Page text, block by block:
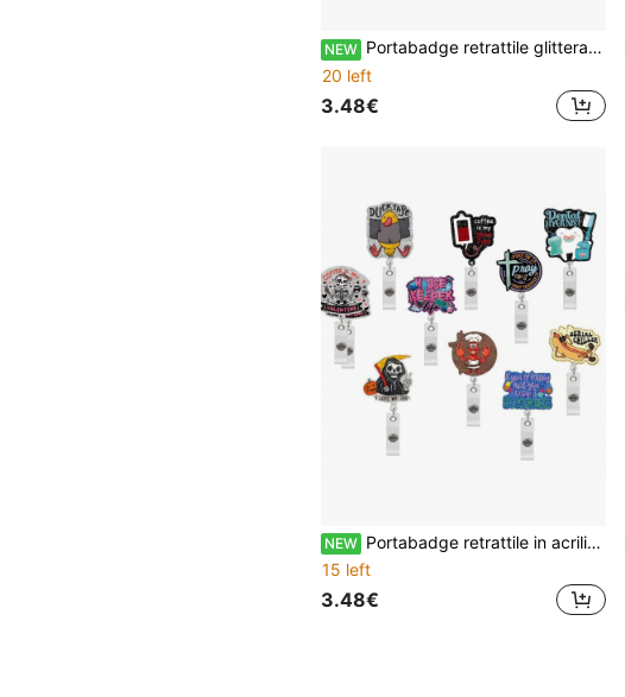
NEW Portabadge retrattile glitterato divertente e sfacciato con molletta a coccodrillo, portabadge con citazione scheletro e pollo per infermiera del turno di notte, accessori carini per operatori sanitari RN CNA ER e divise ospedaliere, molletta per targhetta con meme divertente sulla salute mentale, regalo di apprezzamento per infermieri
20 left
3.48€
NEW Portabadge retrattile in acrilico con molletta a coccodrillo rotante a 360°, portabadge con motivo cartoni animati e slogan divertente, adatto per infermieri, igienisti dentali, operatori sanitari, accessorio regalo per le vacanze
15 left
3.48€